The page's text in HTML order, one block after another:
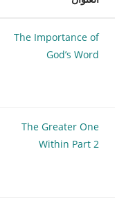
The Importance of
God’s Word
The Greater One
Within Part 2